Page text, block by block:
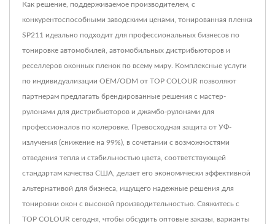
Как решение, поддерживаемое производителем, с
конкурентоспособными заводскими ценами, тонированная пленка
SP211 идеально подходит для профессиональных бизнесов по
тонировке автомобилей, автомобильных дистрибьюторов и
реселлеров оконных пленок по всему миру. Комплексные услуги
по индивидуализации OEM/ODM от TOP COLOUR позволяют
партнерам предлагать брендированные решения с мастер-
рулонами для дистрибьюторов и джамбо-рулонами для
профессионалов по колеровке. Превосходная защита от УФ-
излучения (снижение на 99%), в сочетании с возможностями
отведения тепла и стабильностью цвета, соответствующей
стандартам качества США, делает его экономически эффективной
альтернативой для бизнеса, ищущего надежные решения для
тонировки окон с высокой производительностью. Свяжитесь с
TOP COLOUR сегодня, чтобы обсудить оптовые заказы, варианты